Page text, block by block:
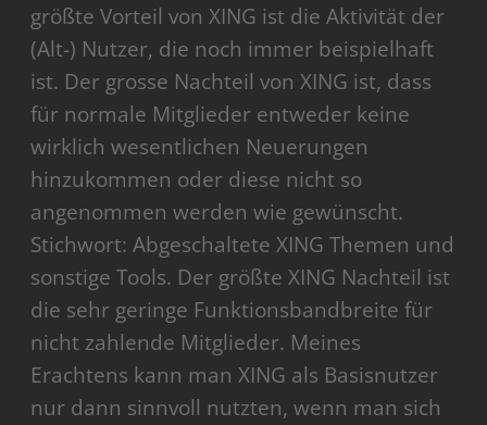
größte Vorteil von XING ist die Aktivität der
(Alt-) Nutzer, die noch immer beispielhaft
ist. Der grosse Nachteil von XING ist, dass
für normale Mitglieder entweder keine
wirklich wesentlichen Neuerungen
hinzukommen oder diese nicht so
angenommen werden wie gewünscht.
Stichwort: Abgeschaltete XING Themen und
sonstige Tools. Der größte XING Nachteil ist
die sehr geringe Funktionsbandbreite für
nicht zahlende Mitglieder. Meines
Erachtens kann man XING als Basisnutzer
nur dann sinnvoll nutzten, wenn man sich